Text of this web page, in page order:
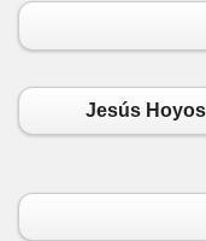
Jesús